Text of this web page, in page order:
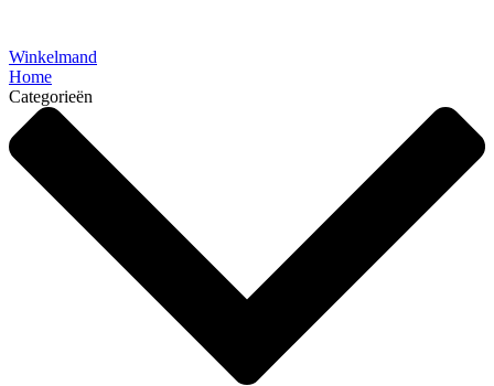
Winkelmand
Home
Categorieën